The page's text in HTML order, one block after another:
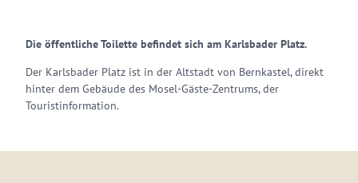
Die öffentliche Toilette befindet sich am Karlsbader Platz.
Der Karlsbader Platz ist in der Altstadt von Bernkastel, direkt
hinter dem Gebäude des Mosel-Gäste-Zentrums, der
Touristinformation.